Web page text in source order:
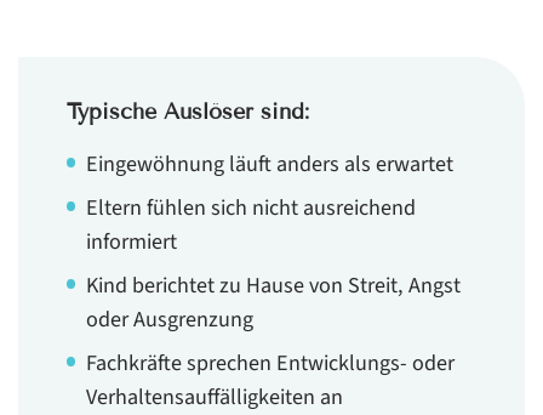
Typische Auslöser sind:
Eingewöhnung läuft anders als erwartet
Eltern fühlen sich nicht ausreichend
informiert
Kind berichtet zu Hause von Streit, Angst
oder Ausgrenzung
Fachkräfte sprechen Entwicklungs- oder
Verhaltensauffälligkeiten an